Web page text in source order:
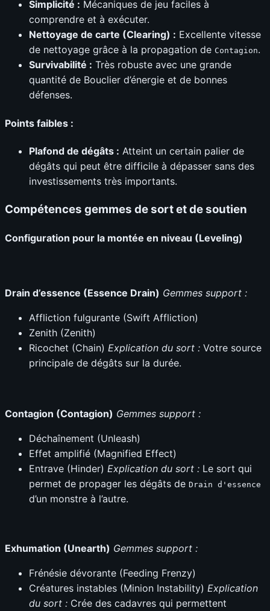
Simplicité : Mécaniques de jeu faciles à
comprendre et à exécuter.
Nettoyage de carte (Clearing) : Excellente vitesse
de nettoyage grâce à la propagation de Contagion.
Survivabilité : Très robuste avec une grande
quantité de Bouclier d’énergie et de bonnes
défenses.
Points faibles :
Plafond de dégâts : Atteint un certain palier de
dégâts qui peut être difficile à dépasser sans des
investissements très importants.
Compétences gemmes de sort et de soutien
Configuration pour la montée en niveau (Leveling)
Drain d’essence (Essence Drain) Gemmes support :
Affliction fulgurante (Swift Affliction)
Zenith (Zenith)
Ricochet (Chain) Explication du sort : Votre source
principale de dégâts sur la durée.
Contagion (Contagion) Gemmes support :
Déchaînement (Unleash)
Effet amplifié (Magnified Effect)
Entrave (Hinder) Explication du sort : Le sort qui
permet de propager les dégâts de Drain d'essence
d’un monstre à l’autre.
Exhumation (Unearth) Gemmes support :
Frénésie dévorante (Feeding Frenzy)
Créatures instables (Minion Instability) Explication
du sort : Crée des cadavres qui permettent